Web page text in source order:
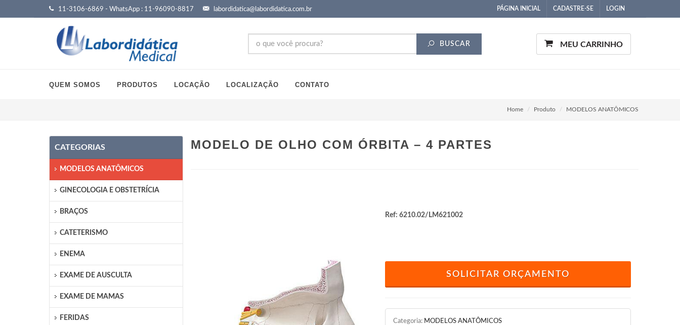
11-3106-6869 - WhatsApp : 11-96090-8817 labordidatica@labordidatica.com.br PÁGINA INICIAL CADASTRE-SE LOGIN
BUSCAR MEU CARRINHO
QUEM SOMOS PRODUTOS LOCAÇÃO LOCALIZAÇÃO CONTATO
Home Produto MODELOS ANATÔMICOS
CATEGORIAS
MODELOS ANATÔMICOS
GINECOLOGIA E OBSTETRÍCIA
BRAÇOS
CATETERISMO
ENEMA
EXAME DE AUSCULTA
EXAME DE MAMAS
FERIDAS
MODELO DE OLHO COM ÓRBITA – 4 PARTES
Ref: 6210.02/LM621002
SOLICITAR ORÇAMENTO
Categoria: MODELOS ANATÔMICOS